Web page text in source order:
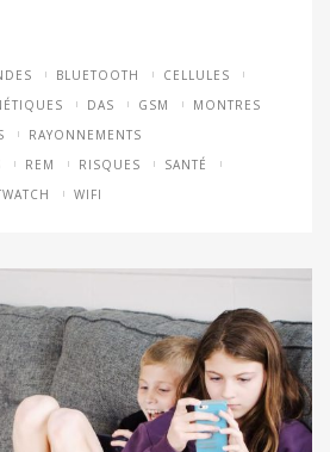
BLUETOOTH
CELLULES
DAS GSM
MONTRES
RAYONNEMENTS
REM RISQUES
SANTÉ
WIFI